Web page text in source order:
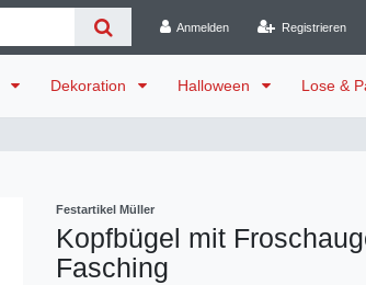
Anmelden Registrieren
Dekoration Halloween Lose &
Festartikel Müller
Kopfbügel mit
Fasching